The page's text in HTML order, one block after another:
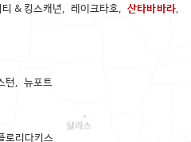
& 킹스캐년, 레이크타호, 산타바바라,
턴, 뉴포트
로리다키스